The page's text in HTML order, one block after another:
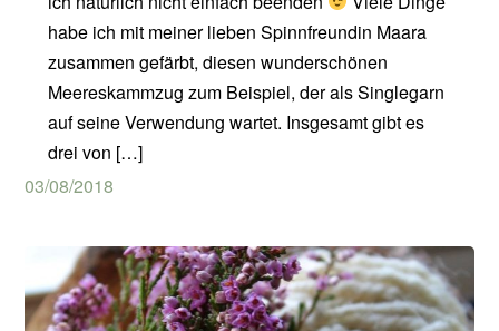
habe ich mit meiner lieben Spinnfreundin Maara
zusammen gefärbt, diesen wunderschönen
Meereskammzug zum Beispiel, der als Singlegarn
auf seine Verwendung wartet. Insgesamt gibt es
drei von […]
03/08/2018